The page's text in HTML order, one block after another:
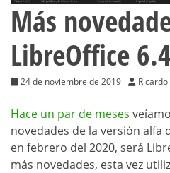
Más
LibreOffice
24 de noviembre de 2019
Hace un par de meses
novedades de la versión alfa
en febrero del 2020, será
más novedades, esta vez